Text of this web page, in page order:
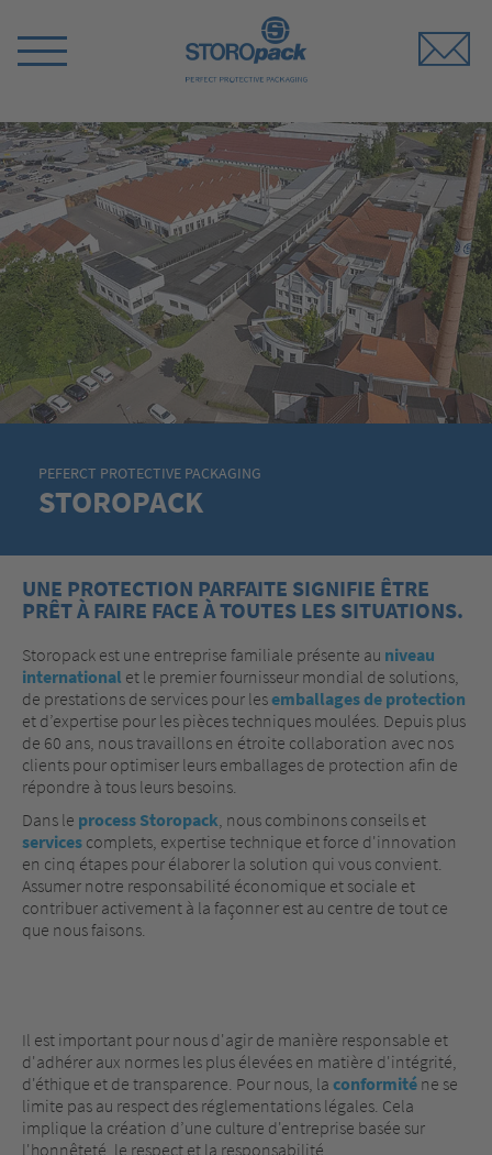
Switch
PEFERCT PROTECTIVE PACKAGING
STOROPACK
UNE PROTECTION PARFAITE SIGNIFIE ÊTRE
PRÊT À FAIRE FACE À TOUTES LES SITUATIONS.
Storopack est une entreprise familiale présente au niveau
international et le premier fournisseur mondial de solutions,
de prestations de services pour lesemballages de protection
et d’expertise pour les pièces techniques moulées. Depuis plus
de 60 ans, nous travaillons en étroite collaboration avec nos
clients pour optimiser leurs emballages de protection afin de
répondre à tous leurs besoins.
Dans le process Storopack , nous combinons conseils et
services complets, expertise technique et force d'innovation
en cinq étapes pour élaborer la solution qui vous convient.
Assumer notre responsabilité économique et sociale et
contribuer activement à la façonner est au centre de tout ce
que nous faisons.
Il est important pour nous d'agir de manière responsable et
d'adhérer aux normes les plus élevées en matière d'intégrité,
d'éthique et de transparence. Pour nous, la conformité ne se
limite pas au respect des réglementations légales. Cela
implique la création d’une culture d'entreprise basée sur
l'honnêteté, le respect et la responsabilité.